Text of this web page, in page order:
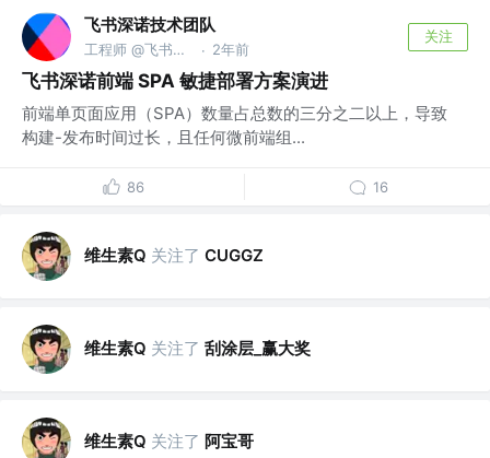
飞书深诺技术团队
工程师 @飞书深诺集团 · 2年前
关注
飞书深诺前端 SPA 敏捷部署方案演进
前端单页面应用（SPA）数量占总数的三分之二以上，导致
构建-发布时间过长，且任何微前端组...
86 16
维生素Q 关注了 CUGGZ
维生素Q 关注了 刮涂层_赢大奖
维生素Q 关注了 阿宝哥